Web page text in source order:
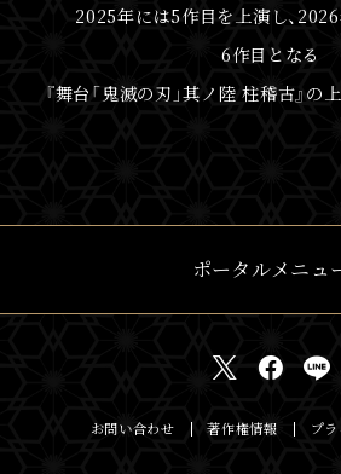
2025年には5作目を上演し、2026
6作目となる
『舞台「鬼滅の刃」其ノ陸 柱稽古』の
ポータルメニュ
お問い合わせ 著作権情報 プ